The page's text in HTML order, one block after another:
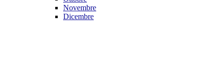
Novembre
Dicembre